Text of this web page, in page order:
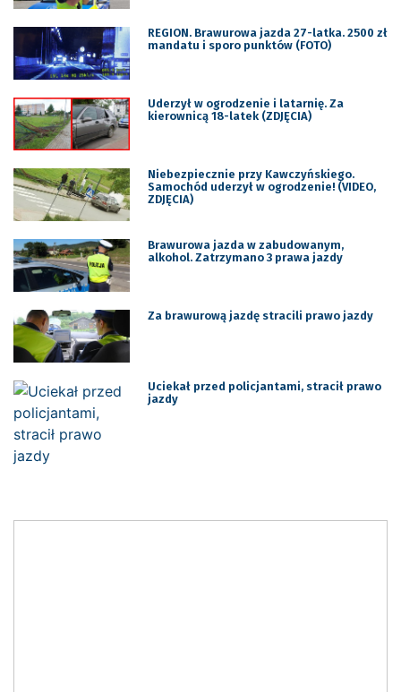
REGION. Brawurowa jazda 27-latka. 2500 zł
mandatu i sporo punktów (FOTO)
Uderzył w ogrodzenie i latarnię. Za
kierownicą 18-latek (ZDJĘCIA)
Niebezpiecznie przy Kawczyńskiego.
Samochód uderzył w ogrodzenie! (VIDEO,
ZDJĘCIA)
Brawurowa jazda w zabudowanym,
alkohol. Zatrzymano 3 prawa jazdy
Za brawurową jazdę stracili prawo jazdy
Uciekał przed policjantami, stracił prawo
jazdy